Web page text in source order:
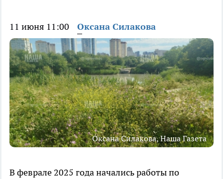
11 июня 11:00 Оксана Силакова
Оксана Силакова, Наша Газета
В феврале 2025 года начались работы по